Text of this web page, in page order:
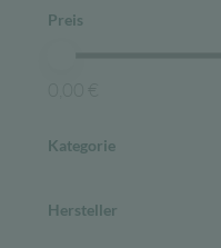
Preis
Kategorie
Hersteller